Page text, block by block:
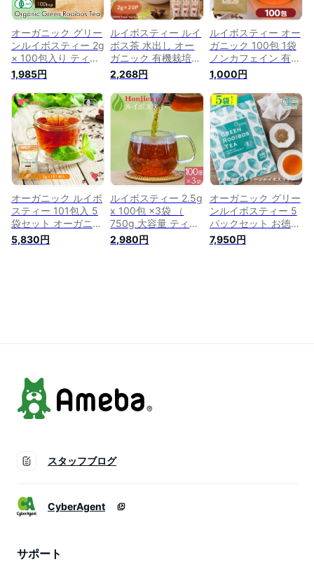
オーガニック グリー
ンルイボスティー 2g
× 100包入り ティー
バッグ 水出し 煮出
し ルイボス お茶 ノ
ンカフェイン ノンカ
ロリー 送料無料 大
容量 有機 妊活 妊婦
美容 健康 ティーパ
ック ルイボスティ
1,985円
ルイボスティー ルイ
ボス茶 水出し オー
ガニック 有機栽培
ノンカフェイン お茶
ティーバッグ 100包
Mug&Pot（2g×20包
×5個）
2,268円
ルイボスティー オー
ガニック 100包 1袋
ノンカフェイン 有機
jas 水出し 健康茶 ル
イボス ハーブティー
茶 お茶 オーガニッ
クルイボスティー 有
機ルイボスティー テ
ィーバッグ 安全 妊
婦 ルイボス茶 オー
ガニックティー カー
ミエン
1,000円
オーガニック ルイボ
スティー 101包入 5
袋セット オーガニッ
ク 有機 水出し ノン
カフェイン ティーバ
5,830円
ルイボスティー 2.5g
x 100包 ×3袋 （
750g 大容量 ティー
バッグ ） ほんぢ園
＜ ルイボスティー
2,980円
オーガニック グリー
ンルイボスティー 5
パックセット お徳用
ティーバッグ 100包
（大容量 2g×100包
7,950円
スタッフブログ
CyberAgent
サポート